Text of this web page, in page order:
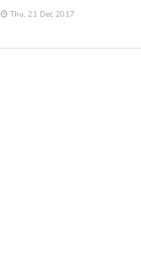
Thu, 21 Dec 2017